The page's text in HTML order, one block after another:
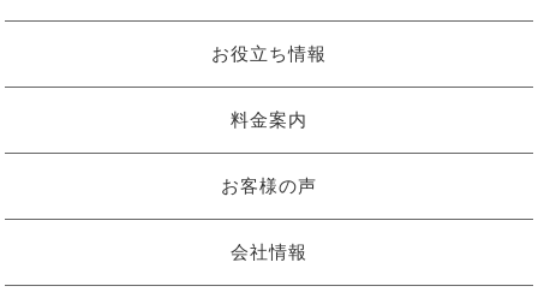
お役立ち情報
料金案内
お客様の声
会社情報